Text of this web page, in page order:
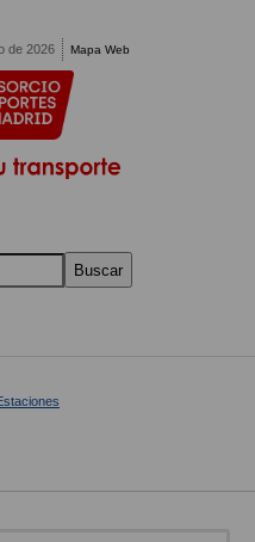
de 2026 Mapa Web
Buscar